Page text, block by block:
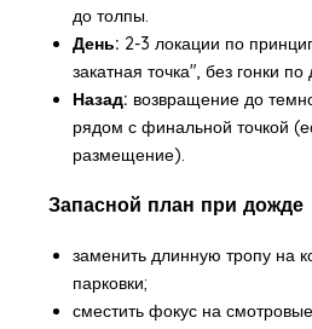
до толпы.
День: 2-3 локации по
закатная точка", без гонки
Назад: возвращение до
рядом с финальной точкой
размещение).
Запасной план при дожде
заменить длинную тропу на
парковки;
сместить фокус на